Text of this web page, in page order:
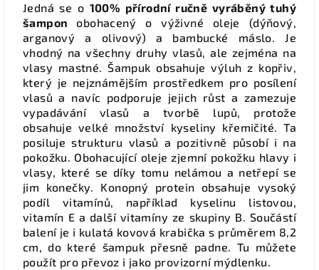
Jedná se o 100% přírodní ručně vyráběný tuhý
šamponobohacený o výživné oleje (dýňový,
arganový a olivový) a bambucké máslo. Je
vhodný na všechny druhy vlasů, ale zejména na
vlasy mastné. Šampuk obsahuje výluh z kopřiv,
který je nejznámějším prostředkem pro posílení
vlasů a navíc podporuje jejich růst a zamezuje
vypadávání vlasů a tvorbě lupů, protože
obsahuje velké množství kyseliny křemičité. Ta
posiluje strukturu vlasů a pozitivně působí i na
pokožku. Obohacující oleje zjemní pokožku hlavy i
vlasy, které se díky tomu nelámou a netřepí se
jim konečky. Konopný protein obsahuje vysoký
podíl vitamínů, například kyselinu listovou,
vitamín E a další vitamíny ze skupiny B. Součástí
balení je i kulatá kovová krabička s průměrem 8,2
cm, do které šampuk přesně padne. Tu můžete
použít pro převoz i jako provizorní mýdlenku.